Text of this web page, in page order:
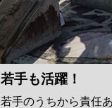
若手も活躍！
若手のうちから責任